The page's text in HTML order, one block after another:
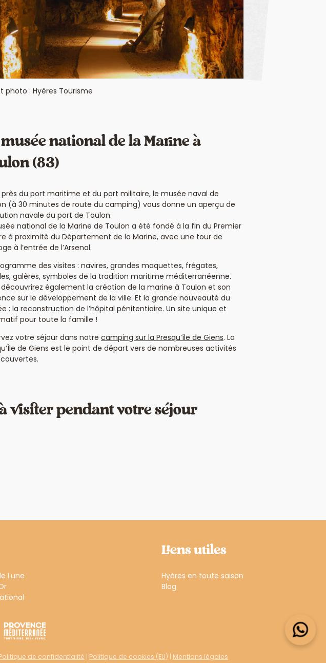
photo : Hyères Tourisme
national de la Marine à
(83)
près du port maritime et du port militaire, le musée naval de
(à 30 minutes de route du camping) vous donne un aperçu de
navale du port de Toulon.
national de la Marine de Toulon a été fondé à la fin du Premier
à proximité du Département de la Marine, avec une tour de
à l’entrée de l’Arsenal.
des visites : navires, grandes maquettes, frégates,
galères, symboles de la tradition maritime méditerranéenne.
découvrirez également la création de la marine à Toulon et son
sur le développement de la ville. Et la grande nouveauté du
: la reconstruction de l’hôpital pénitentiaire. Un site unique et
pour toute la famille !
votre séjour dans notre camping sur la Presqu’île de Giens. La
de Giens est le point de départ vers de nombreuses activités
visiter pendant votre séjour
Lune
Liens utiles
Hyères en toute saison
Blog
de confidentialité Politique de cookies (EU) Mentions légales